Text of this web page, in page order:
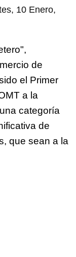
10 Enero,
de
el Primer
a la
categoría
de
que sean a la